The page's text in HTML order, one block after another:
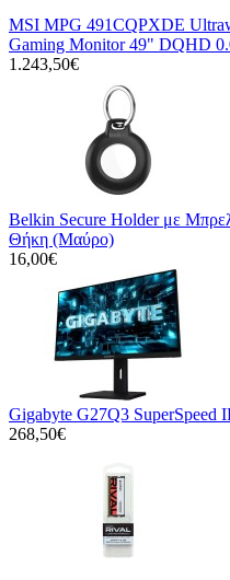
MSI MPG 491CQPXDE
Gaming Monitor 49" DQHD
1.243,50€
Belkin Secure Holder με
Θήκη (Μαύρο)
16,00€
Gigabyte G27Q3
268,50€